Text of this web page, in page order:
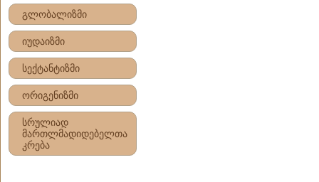
გლობალიზმი
იუდაიზმი
სექტანტიზმი
ორიგენიზმი
სრულიად
მართლმადიდებელთა
კრება